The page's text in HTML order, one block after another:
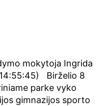
mokytoja Ingrida
Birželio 8
parke vyko
gimnazijos sporto